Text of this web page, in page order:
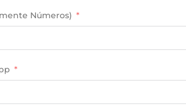
Números)